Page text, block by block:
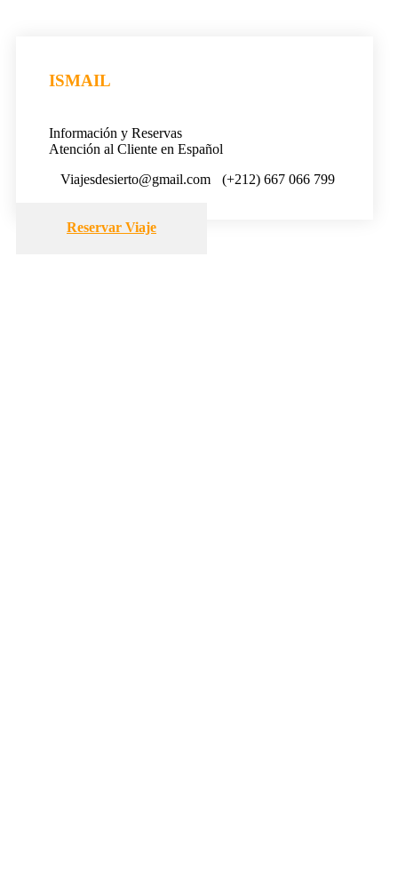
ISMAIL
Información y Reservas
Atención al Cliente en Español
Viajesdesierto@gmail.com
(+212) 667 066 799
Reservar Viaje